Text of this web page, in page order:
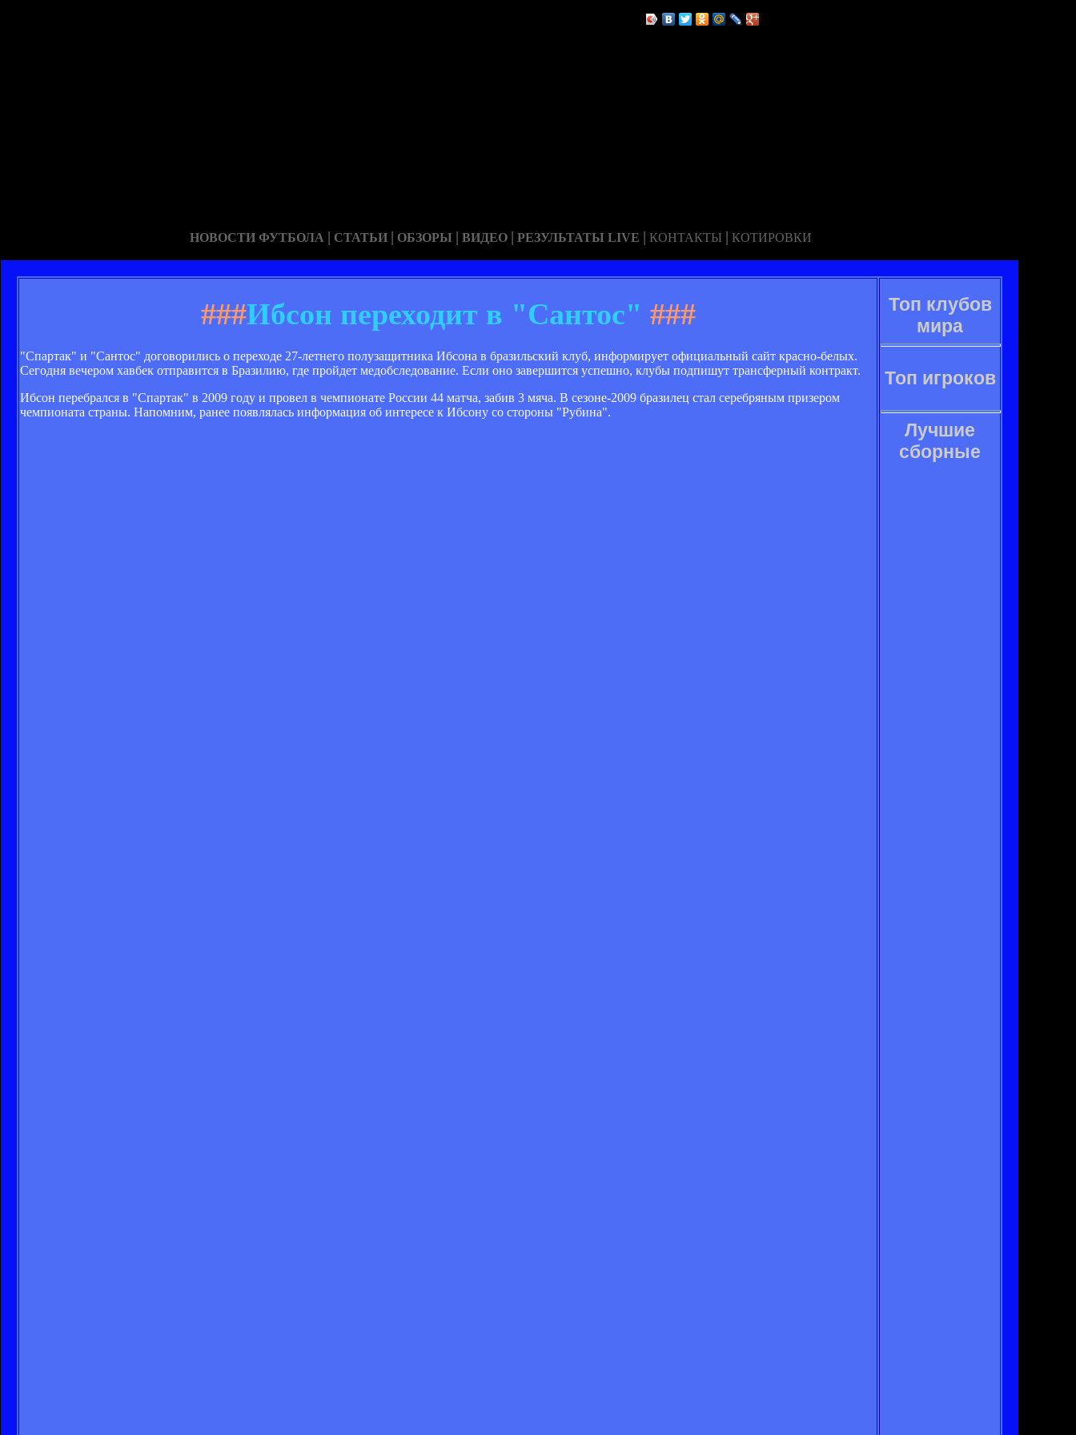
НОВОСТИ ФУТБОЛА | СТАТЬИ | ОБЗОРЫ | ВИДЕО | РЕЗУЛЬТАТЫ LIVE | КОНТАКТЫ | КОТИРОВКИ
###Ибсон переходит в "Сантос" ###
"Спартак" и "Сантос" договорились о переходе 27-летнего полузащитника Ибсона в бразильский клуб, информирует официальный сайт красно-белых.
Сегодня вечером хавбек отправится в Бразилию, где пройдет медобследование. Если оно завершится успешно, клубы подпишут трансферный контракт.
Ибсон перебрался в "Спартак" в 2009 году и провел в чемпионате России 44 матча, забив 3 мяча. В сезоне-2009 бразилец стал серебряным призером
чемпионата страны. Напомним, ранее появлялась информация об интересе к Ибсону со стороны "Рубина".
Топ клубов
мира
Топ игроков
Лучшие
сборные